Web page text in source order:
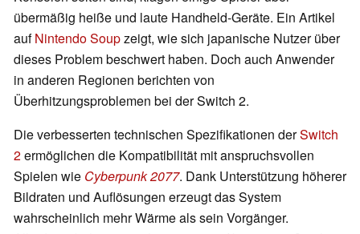
übermäßig heiße und laute Handheld-Geräte. Ein Artikel
aufNintendo Soupzeigt, wie sich japanische Nutzer über
dieses Problem beschwert haben. Doch auch Anwender
in anderen Regionen berichten von
Überhitzungsproblemen bei der Switch 2.
Die verbesserten technischen Spezifikationen derSwitch
2ermöglichen die Kompatibilität mit anspruchsvollen
Spielen wie Cyberpunk 2077. Dank Unterstützung höherer
Bildraten und Auflösungen erzeugt das System
wahrscheinlich mehr Wärme als sein Vorgänger.